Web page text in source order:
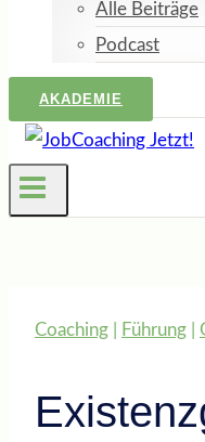
Alle Beiträge
Podcast
AKADEMIE
Coaching Führung